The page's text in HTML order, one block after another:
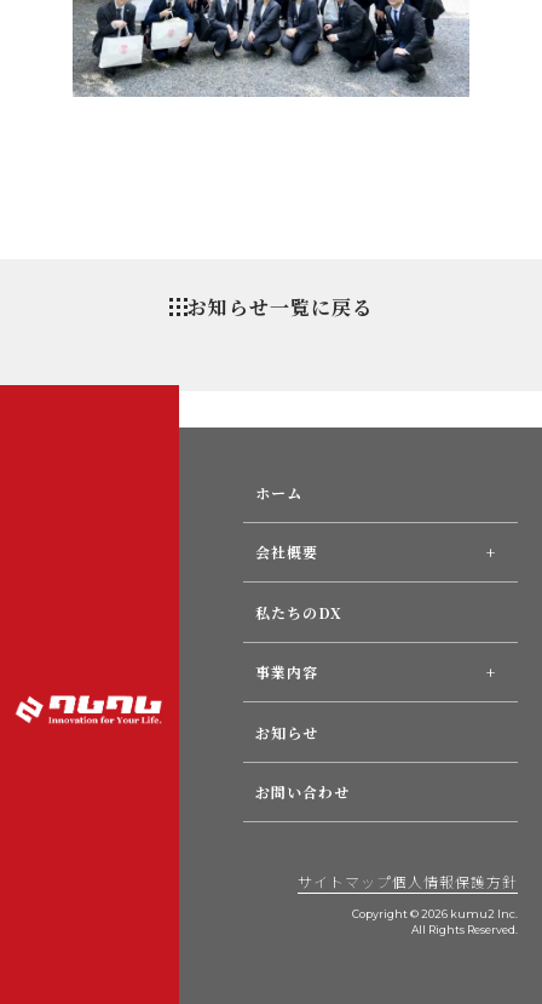
お知らせ一覧に戻る
ホーム
会社概要
私たちのDX
事業内容
お知らせ
お問い合わせ
サイトマップ個人情報保護方針
Copyright © 2026 kumu2 Inc.
All Rights Reserved.